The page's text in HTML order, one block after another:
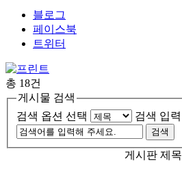
블로그
페이스북
트위터
총 18건
게시물 검색
검색 옵션 선택
검색 입력
게시판 제목